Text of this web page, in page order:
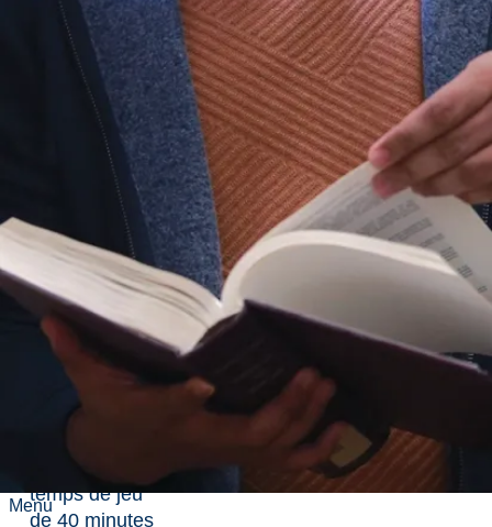
Menu
Terrains
de squash
passionnés de
squash, nous
proposons
deux terrains
internationaux
avec
panneaux en
verre.
Les étudiants
et membres
réserver un
temps de jeu
de 40 minutes